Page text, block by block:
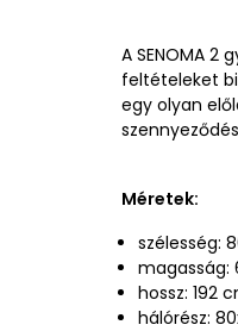
A SENOMA
feltételeket
egy olyan
Méretek:
szélesség:
magasság:
hossz: 192
hálórész: